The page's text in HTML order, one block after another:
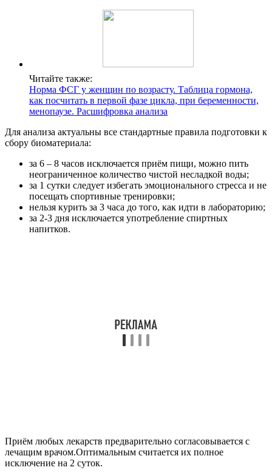
Читайте также:
Норма ФСГ у женщин по возрасту. Таблица гормона,
как посчитать в первой фазе цикла, при беременности,
менопаузе. Расшифровка анализа
Для анализа актуальны все стандартные правила подготовки к
сбору биоматериала:
за 6 – 8 часов исключается приём пищи, можно пить
неограниченное количество чистой несладкой воды;
за 1 сутки следует избегать эмоционального стресса и не
посещать спортивные тренировки;
нельзя курить за 3 часа до того, как идти в лабораторию;
за 2-3 дня исключается употребление спиртных
напитков.
Приём любых лекарств предварительно согласовывается с
лечащим врачом.Оптимальным считается их полное
исключение на 2 суток.